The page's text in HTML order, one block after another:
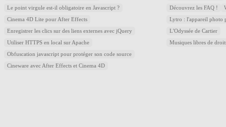
Le point virgule est-il obligatoire en Javascript ?
Cinema 4D Lite pour After Effects
Enregistrer les clics sur des liens externes avec jQuery
Utiliser HTTPS en local sur Apache
Obfuscation javascript pour protéger son code source
Cineware avec After Effects et Cinema 4D
Découvrez les FAQ !
Lytro : l'appareil photo
L'Odyssée de Cartier
Musiques libres de